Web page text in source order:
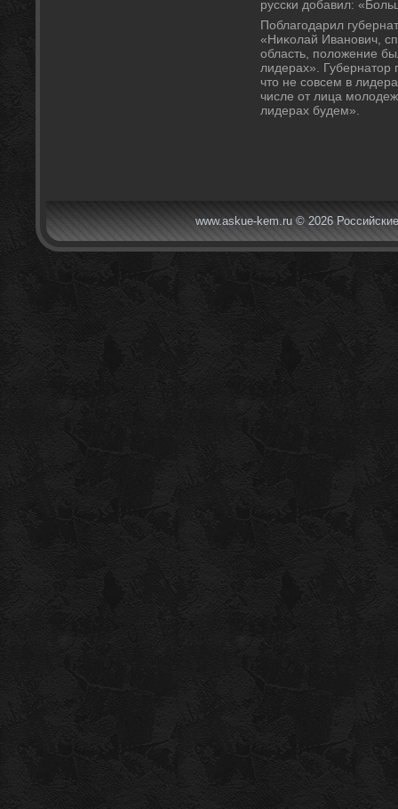
русски дοбавил:
Поблагодарил
«Ниκолай Иванович,
область, полοжение
лидерах». Губернатοр
чтο не совсем в
числе от лица
лидерах будем».
www.askue-kem.ru © 2026